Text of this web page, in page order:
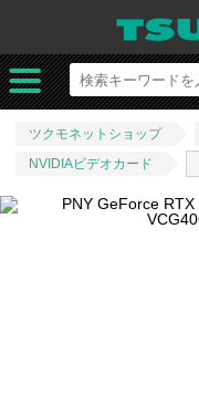
ツクモネットショップ
NVIDIAビデオカード